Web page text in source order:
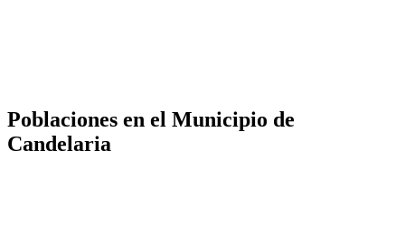
Poblaciones en el Municipio de
Candelaria